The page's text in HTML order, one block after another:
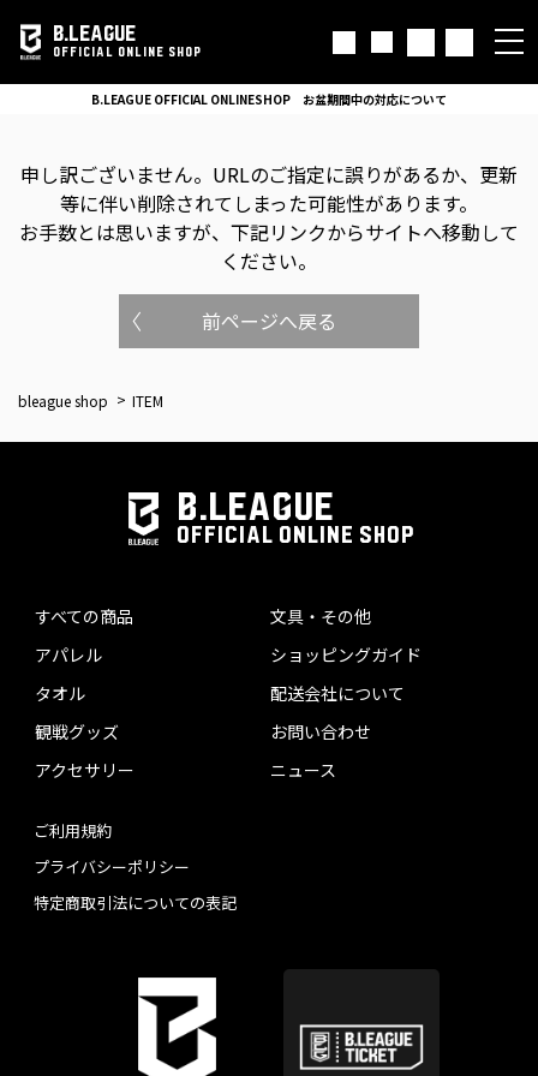
B.LEAGUE
OFFICIAL ONLINE SHOP
B.LEAGUE OFFICIAL ONLINESHOP お盆期間中の対応について
申し訳ございません。 URLのご指定に誤りがあるか、更新
等に伴い削除されてしまった可能性があります。
お手数とは思いますが、下記リンクからサイトへ移動して
ください。
前ページへ戻る
bleague shop ITEM
B.LEAGUE
OFFICIAL ONLINE SHOP
すべての商品
アパレル
タオル
観戦グッズ
アクセサリー
文具・その他
ショッピングガイド
配送会社について
お問い合わせ
ニュース
ご利用規約
プライバシーポリシー
特定商取引法についての表記